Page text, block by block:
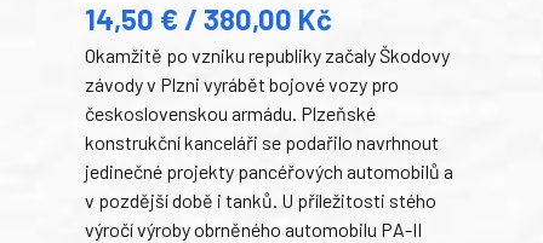
14,50 € / 380,00 Kč
Okamžitě po vzniku republiky začaly Škodovy
závody v Plzni vyrábět bojové vozy pro
československou armádu. Plzeňské
konstrukční kanceláři se podařilo navrhnout
jedinečné projekty pancéřových automobilů a
v pozdější době i tanků. U příležitosti stého
výročí výroby obrněného automobilu PA-II